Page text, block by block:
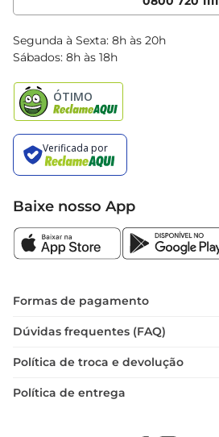
Clube Bretas
Blog Bretas
Black Friday
Segunda à Sexta: 8h às 20h
Sábados: 8h às 18h
Baixe nosso App
Formas de pagamento
Dúvidas frequentes (FAQ)
Política de troca e devolução
Política de entrega